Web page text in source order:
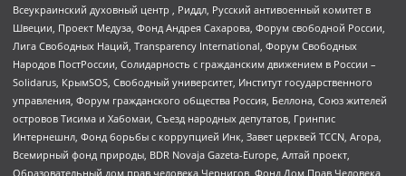
Всеукраинский духовный центр , Риддл, Русский антивоенный комитет в
Швеции, Проект Медуза, Фонд Андрея Сахарова, Форум свободной России,
Лига Свободных Наций, Transparеncy International, Форум Свободных
Народов ПостРоссии, Солидарность с гражданским движением в России –
Solidarus, КрымSOS, Свободный университет, Институт государственного
управления, Форум гражданского общества Россия, Беллона, Союз жителей
островов Тисима и Хабомаи, Съезд народных депутатов, Гринпис
Интернешнл, Фонд борьбы с коррупцией Инк, Завет церквей TCCN, Агора,
Всемирный фонд природы, BDR Novaja Gazeta-Europe, Алтай проект,
Образовательный дом прав человека Чернигов, Фонд Дом Прав Человека,